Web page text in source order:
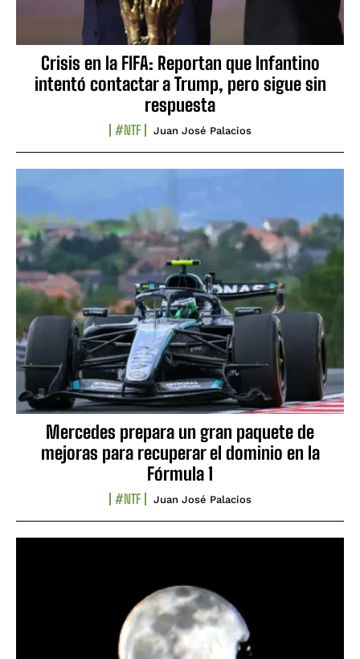
Crisis en la FIFA: Reportan que Infantino
intentó contactar a Trump, pero sigue sin
respuesta
#NTF Juan José Palacios
Mercedes prepara un gran paquete de
mejoras para recuperar el dominio en la
Fórmula 1
#NTF Juan José Palacios